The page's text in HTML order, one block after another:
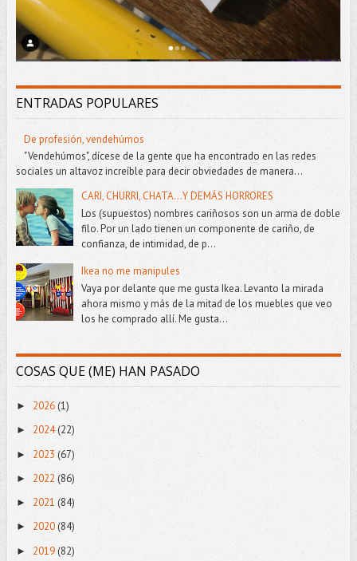
ENTRADAS POPULARES
De profesión, vendehúmos
"Vendehúmos", dícese de la gente que ha encontrado en las redes
sociales un altavoz increíble para decir obviedades de manera...
CARI, CHURRI, CHATA...Y DEMÁS HORRORES
Los (supuestos) nombres cariñosos son un arma de doble
filo. Por un lado tienen un componente de cariño, de
confianza, de intimidad, de p...
Ikea no me manipules
Vaya por delante que me gusta Ikea. Levanto la mirada
ahora mismo y más de la mitad de los muebles que veo
los he comprado allí. Me gusta...
COSAS QUE (ME) HAN PASADO
► 2026 (1)
► 2024(22)
► 2023 (67)
► 2022 (86)
► 2021 (84)
► 2020(84)
► 2019(82)